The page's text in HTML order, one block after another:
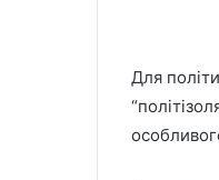
Для